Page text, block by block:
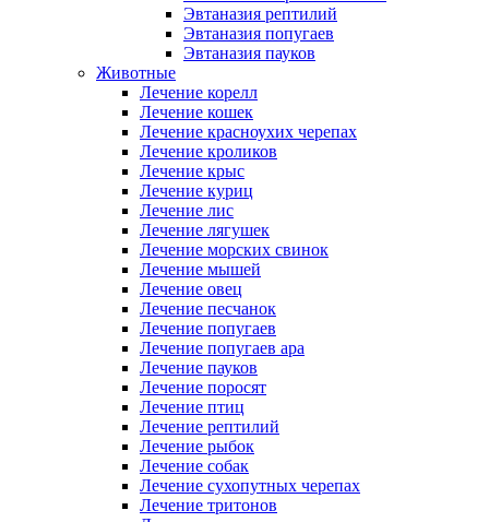
Эвтаназия рептилий
Эвтаназия попугаев
Эвтаназия пауков
Животные
Лечение корелл
Лечение кошек
Лечение красноухих черепах
Лечение кроликов
Лечение крыс
Лечение куриц
Лечение лис
Лечение лягушек
Лечение морских свинок
Лечение мышей
Лечение овец
Лечение песчанок
Лечение попугаев
Лечение попугаев ара
Лечение пауков
Лечение поросят
Лечение птиц
Лечение рептилий
Лечение рыбок
Лечение собак
Лечение сухопутных черепах
Лечение тритонов